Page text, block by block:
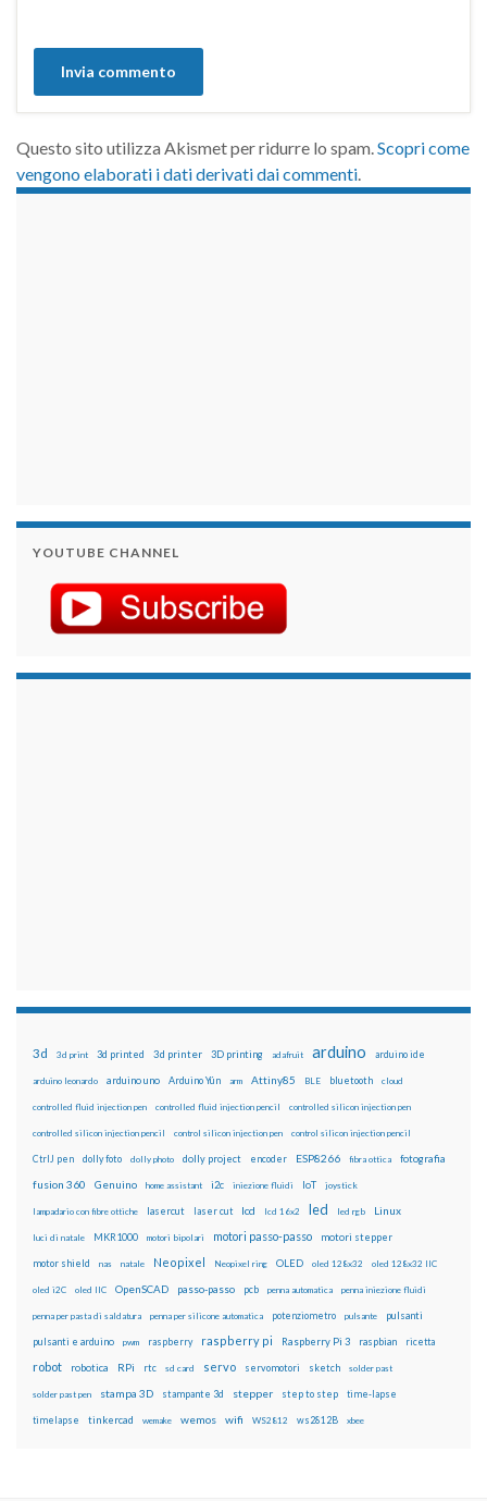
Questo sito utilizza Akismet per ridurre lo spam.Scopri come
vengono elaborati i dati derivati dai commenti.
YOUTUBE CHANNEL
3d 3d print 3d printed 3d printer 3D printing adafruit arduino arduino ide
arduino leonardo arduino uno Arduino Yún arm Attiny85 BLE bluetooth cloud
controlled fluid injection pen controlled fluid injection pencil controlled silicon injection pen
controlled silicon injection pencil control silicon injection pen control silicon injection pencil
CtrlJ pen dolly foto dolly photo dolly project encoder ESP8266 fibra ottica fotografia
fusion 360 Genuino home assistant i2c iniezione fluidi IoT joystick
lampadario con fibre ottiche lasercut laser cut lcd lcd 16x2 led led rgb Linux
luci di natale MKR1000 motori bipolari motori passo-passo motori stepper
motor shield nas natale Neopixel Neopixel ring OLED oled 128x32 oled 128x32 IIC
oled i2C oled IIC OpenSCAD passo-passo pcb penna automatica penna iniezione fluidi
penna per pasta di saldatura penna per silicone automatica potenziometro pulsante pulsanti
pulsanti e arduino pwm raspberry raspberry pi Raspberry Pi 3 raspbian ricetta
robot robotica RPi rtc sd card servo servomotori sketch solder past
solder past pen stampa 3D stampante 3d stepper step to step time-lapse
timelapse tinkercad wemake wemos wifi WS2812 ws2812B xbee